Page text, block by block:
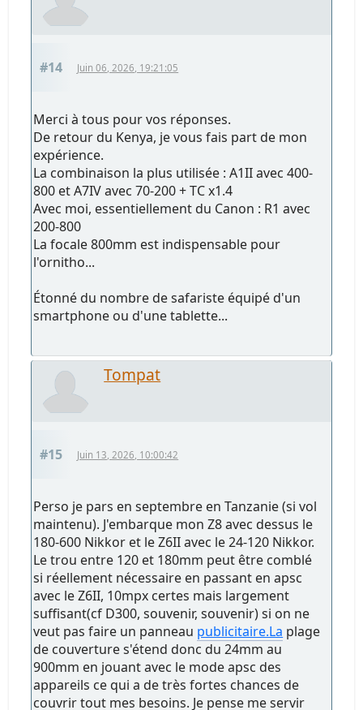
#14 Juin 06, 2026, 19:21:05
Merci à tous pour vos réponses.
De retour du Kenya, je vous fais part de mon
expérience.
La combinaison la plus utilisée : A1II avec 400-
800 et A7IV avec 70-200 + TC x1.4
Avec moi, essentiellement du Canon : R1 avec
200-800
La focale 800mm est indispensable pour
l'ornitho...
Étonné du nombre de safariste équipé d'un
smartphone ou d'une tablette...
Tompat
#15 Juin 13, 2026, 10:00:42
Perso je pars en septembre en Tanzanie (si vol
maintenu). J'embarque mon Z8 avec dessus le
180-600 Nikkor et le Z6II avec le 24-120 Nikkor.
Le trou entre 120 et 180mm peut être comblé
si réellement nécessaire en passant en apsc
avec le Z6II, 10mpx certes mais largement
suffisant(cf D300, souvenir, souvenir) si on ne
veut pas faire un panneau publicitaire.La plage
de couverture s'étend donc du 24mm au
900mm en jouant avec le mode apsc des
appareils ce qui a de très fortes chances de
couvrir tout mes besoins. Je pense me servir